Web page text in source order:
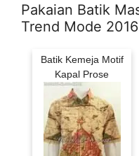
Pakaian Batik
Trend Mode 2016
Batik Kemeja Motif
Kapal Prose